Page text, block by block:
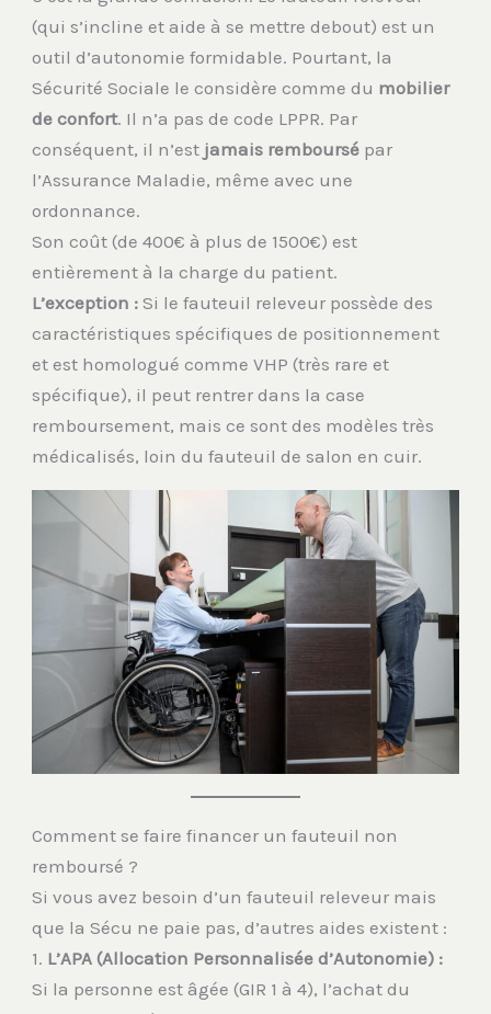
(qui s’incline et aide à se mettre debout) est un
outil d’autonomie formidable. Pourtant, la
Sécurité Sociale le considère comme du mobilier
de confort. Il n’a pas de code LPPR. Par
conséquent, il n’est jamais remboursé par
l’Assurance Maladie, même avec une
ordonnance.
Son coût (de 400€ à plus de 1500€) est
entièrement à la charge du patient.
L’exception : Si le fauteuil releveur possède des
caractéristiques spécifiques de positionnement
et est homologué comme VHP (très rare et
spécifique), il peut rentrer dans la case
remboursement, mais ce sont des modèles très
médicalisés, loin du fauteuil de salon en cuir.
Comment se faire financer un fauteuil non
remboursé ?
Si vous avez besoin d’un fauteuil releveur mais
que la Sécu ne paie pas, d’autres aides existent :
1. L’APA (Allocation Personnalisée d’Autonomie) :
Si la personne est âgée (GIR 1 à 4), l’achat du